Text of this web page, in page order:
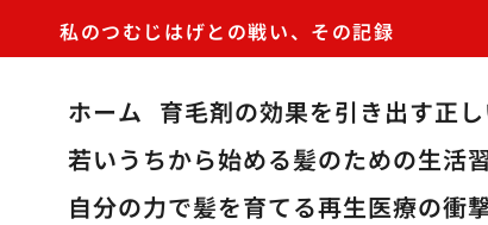
私のつむじはげとの戦い、その記録
ホーム 育毛剤の効果を引き出す正
若いうちから始める髪のための生活
自分の力で髪を育てる再生医療の衝